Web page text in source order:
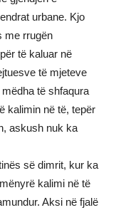
urbane. Kjo
me rrugën
të kaluar në
të mjeteve
të shfaqura
kalimin në të, tepër
askush nuk ka
së dimrit, kur ka
kalimi në të
Aksi në fjalë